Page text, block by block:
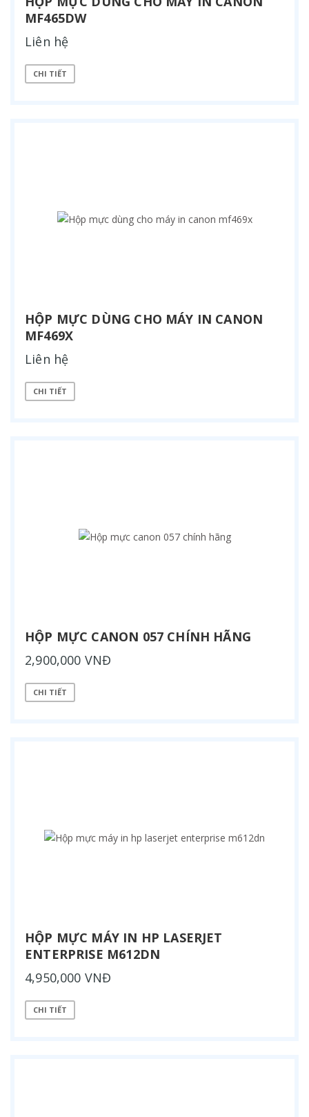
MF465DW
Liên hệ
CHI TIẾT
HỘP MỰC DÙNG CHO MÁY IN CANON
MF469X
Liên hệ
CHI TIẾT
HỘP MỰC CANON 057 CHÍNH HÃNG
2,900,000 VNĐ
CHI TIẾT
HỘP MỰC MÁY IN HP LASERJET
ENTERPRISE M612DN
4,950,000 VNĐ
CHI TIẾT